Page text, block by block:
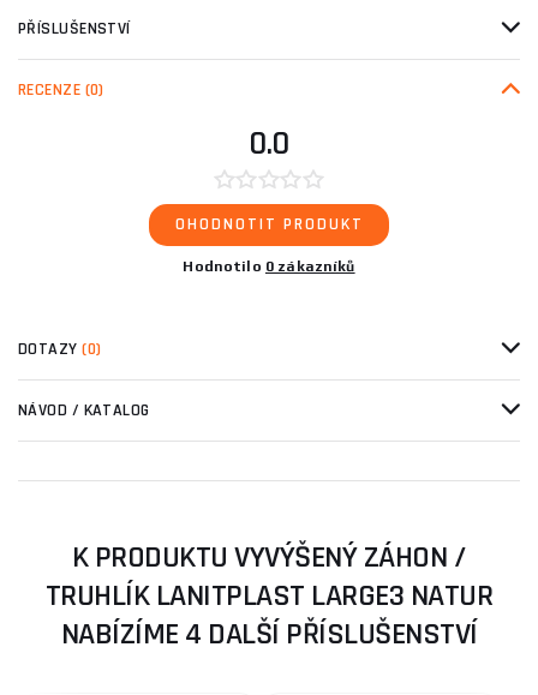
PŘÍSLUŠENSTVÍ
RECENZE (0)
0.0
OHODNOTIT PRODUKT
Hodnotilo 0 zákazníků
DOTAZY(0)
NÁVOD / KATALOG
K PRODUKTU VYVÝŠENÝ ZÁHON /
TRUHLÍK LANITPLAST LARGE3 NATUR
NABÍZÍME 4 DALŠÍ PŘÍSLUŠENSTVÍ